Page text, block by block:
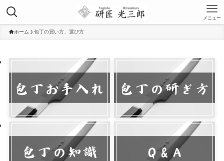
メニュー
ホーム 包丁の買い方、選び方